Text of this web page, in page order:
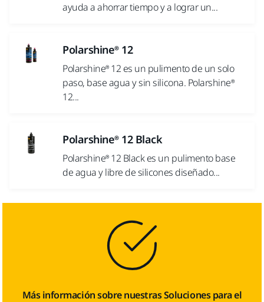
ayuda a ahorrar tiempo y a lograr un...
Polarshine® 12
Polarshine® 12 es un pulimento de un solo
paso, base agua y sin silicona. Polarshine®
12...
Polarshine® 12 Black
Polarshine® 12 Black es un pulimento base
de agua y libre de silicones diseñado...
Más información sobre nuestras Soluciones para el